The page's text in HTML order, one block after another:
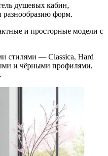
душевых кабин,
форм.
и просторные модели с
стилями — Classica, Hard
и чёрными профилями,